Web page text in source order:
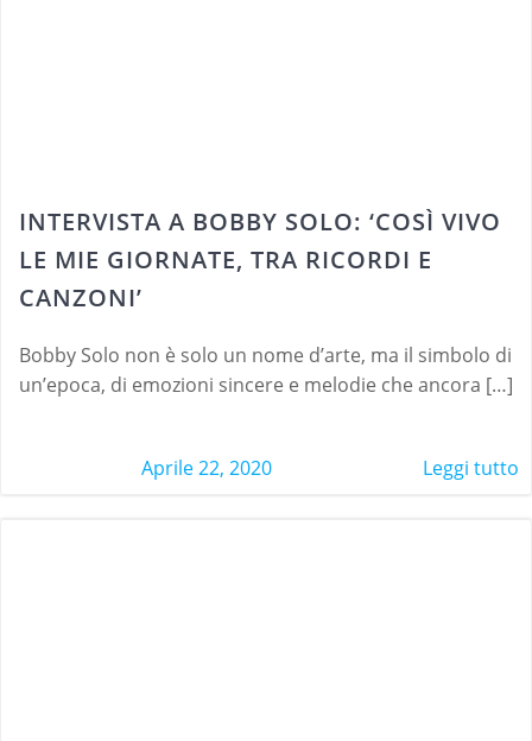
INTERVISTA A BOBBY SOLO: ‘COSÌ VIVO
LE MIE GIORNATE, TRA RICORDI E
CANZONI’
Bobby Solo non è solo un nome d’arte, ma il simbolo di
un’epoca, di emozioni sincere e melodie che ancora […]
Aprile 22, 2020 Leggi tutto